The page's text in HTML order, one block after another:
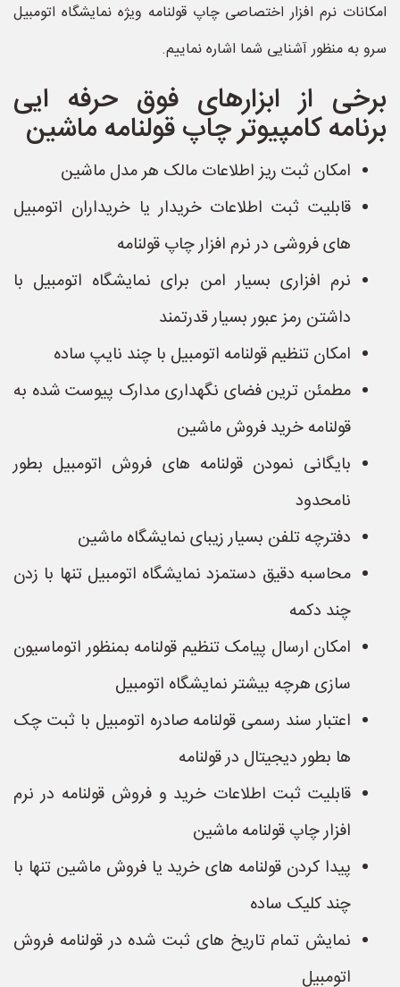
امکانات نرم افزار اختصاصی چاپ قولنامه ویژه نمایشگاه اتومبیل
سرو به منظور آشنایی شما اشاره نماییم.
برخی از ابزارهای فوق حرفه ایی
برنامه کامپیوتر چاپ قولنامه ماشین
امکان ثبت ریز اطلاعات مالک هر مدل ماشین
قابلیت ثبت اطلاعات خریدار یا خریداران اتومبیل
های فروشی در نرم افزار چاپ قولنامه
نرم افزاری بسیار امن برای نمایشگاه اتومبیل با
داشتن رمز عبور بسیار قدرتمند
امکان تنظیم قولنامه اتومبیل با چند نایپ ساده
مطمئن ترین فضای نگهداری مدارک پیوست شده به
قولنامه خرید فروش ماشین
بایگانی نمودن قولنامه های فروش اتومبیل بطور
نامحدود
دفترچه تلفن بسیار زیبای نمایشگاه ماشین
محاسبه دقیق دستمزد نمایشگاه اتومبیل تنها با زدن
چند دکمه
امکان ارسال پیامک تنظیم قولنامه بمنظور اتوماسیون
سازی هرچه بیشتر نمایشگاه اتومبیل
اعتبار سند رسمی قولنامه صادره اتومبیل با ثبت چک
ها بطور دیجیتال در قولنامه
قابلیت ثبت اطلاعات خرید و فروش قولنامه در نرم
افزار چاپ قولنامه ماشین
پیدا کردن قولنامه های خرید یا فروش ماشین تنها با
چند کلیک ساده
نمایش تمام تاریخ های ثبت شده در قولنامه فروش
اتومبیل